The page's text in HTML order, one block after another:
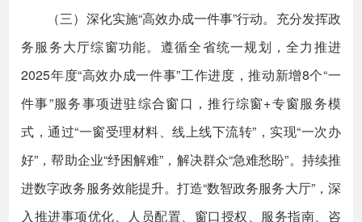
（三）深化实施“高效办成一件事”行动。充分发挥政
务服务大厅综窗功能。遵循全省统一规划，全力推进
2025年度“高效办成一件事”工作进度，推动新增8个“一
件事”服务事项进驻综合窗口，推行综窗+专窗服务模
式，通过“一窗受理材料、线上线下流转”，实现“一次办
好”，帮助企业“纾困解难”，解决群众“急难愁盼”。持续推
进数字政务服务效能提升。打造“数智政务服务大厅”，深
入推进事项优化、人员配置、窗口授权、服务指南、咨